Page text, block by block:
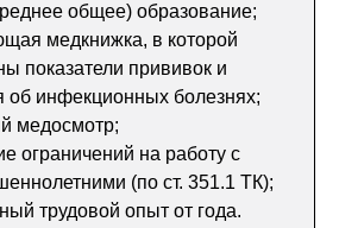
общее) образование;
медкнижка, в которой
показатели прививок и
об инфекционных болезнях;
медосмотр;
ограничений на работу с
(по ст. 351.1 ТК);
трудовой опыт от года.